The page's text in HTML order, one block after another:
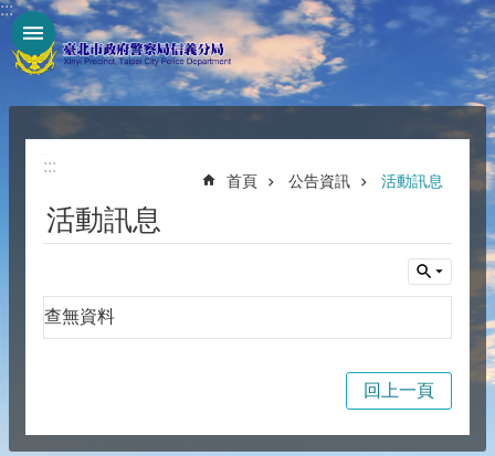
跳到主要內容區塊
:::
:::
首頁 公告資訊 活動訊息
活動訊息
查無資料
回上一頁